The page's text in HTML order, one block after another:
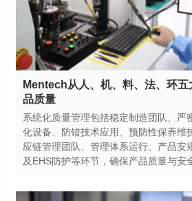
品质量
及EHS防护等环节，确保产品质量与安